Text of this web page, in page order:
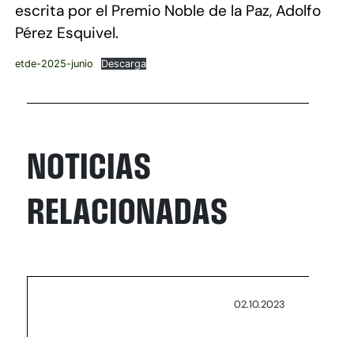
escrita por el Premio Noble de la Paz, Adolfo
Pérez Esquivel.
etde-2025-junio Descarga
NOTICIAS
RELACIONADAS
02.10.2023